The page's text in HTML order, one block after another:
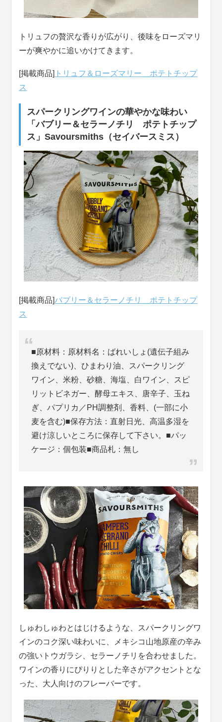
トリュフの贅沢な香りが広がり、後味をローズマリ
ーが爽やかに追いかけてきます。
[掲載商品] トリュフ＆ローズマリー ポテトチップ
ス
スパークリングワインの華やかな味わい
「バブリー＆セラーノチリ ポテトチップ
ス」Savoursmiths（セイバースミス）
[掲載商品]バブリー＆セラーノチリ ポテトチップ
ス
■原材料：原材料名：ばれいしょ(遺伝子組み
換えでない)、ひまわり油、スパークリング
ワイン、米粉、砂糖、海塩、白ワイン、スピ
リットビネガー、酵母エキス、唐辛子、玉ね
ぎ、パプリカ／PH調整剤、香料、(一部に小
麦を含む)■保存方法：直射日光、高温多湿を
避け涼しいところに保存して下さい。■パッ
ケージ：個包装■商品札：無し
しゅわしゅわとはじけるような、スパークリングワ
インのコク深い味わいに、メキシコ山地原産の辛み
の強いトウガラシ、セラーノチリを合わせました。
ワインの香りにぴりりとした辛さがアクセントとな
った、大人向けのフレーバーです。